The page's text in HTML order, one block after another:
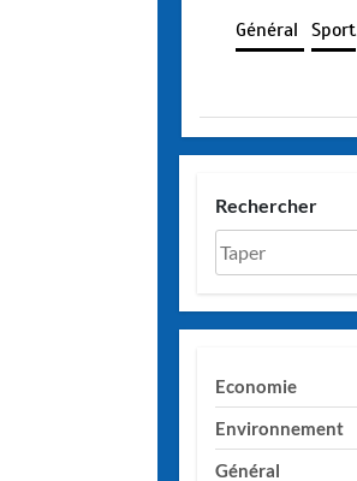
Général Sport
Rechercher
Economie
Environnement
Général